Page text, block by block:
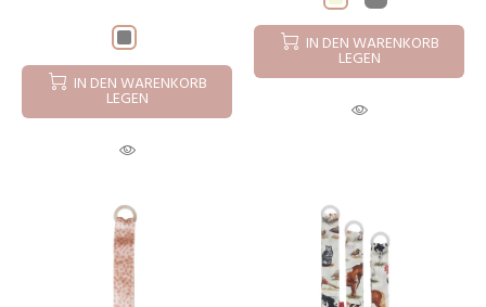
IN DEN WARENKORB
LEGEN
IN DEN WARENKORB
LEGEN